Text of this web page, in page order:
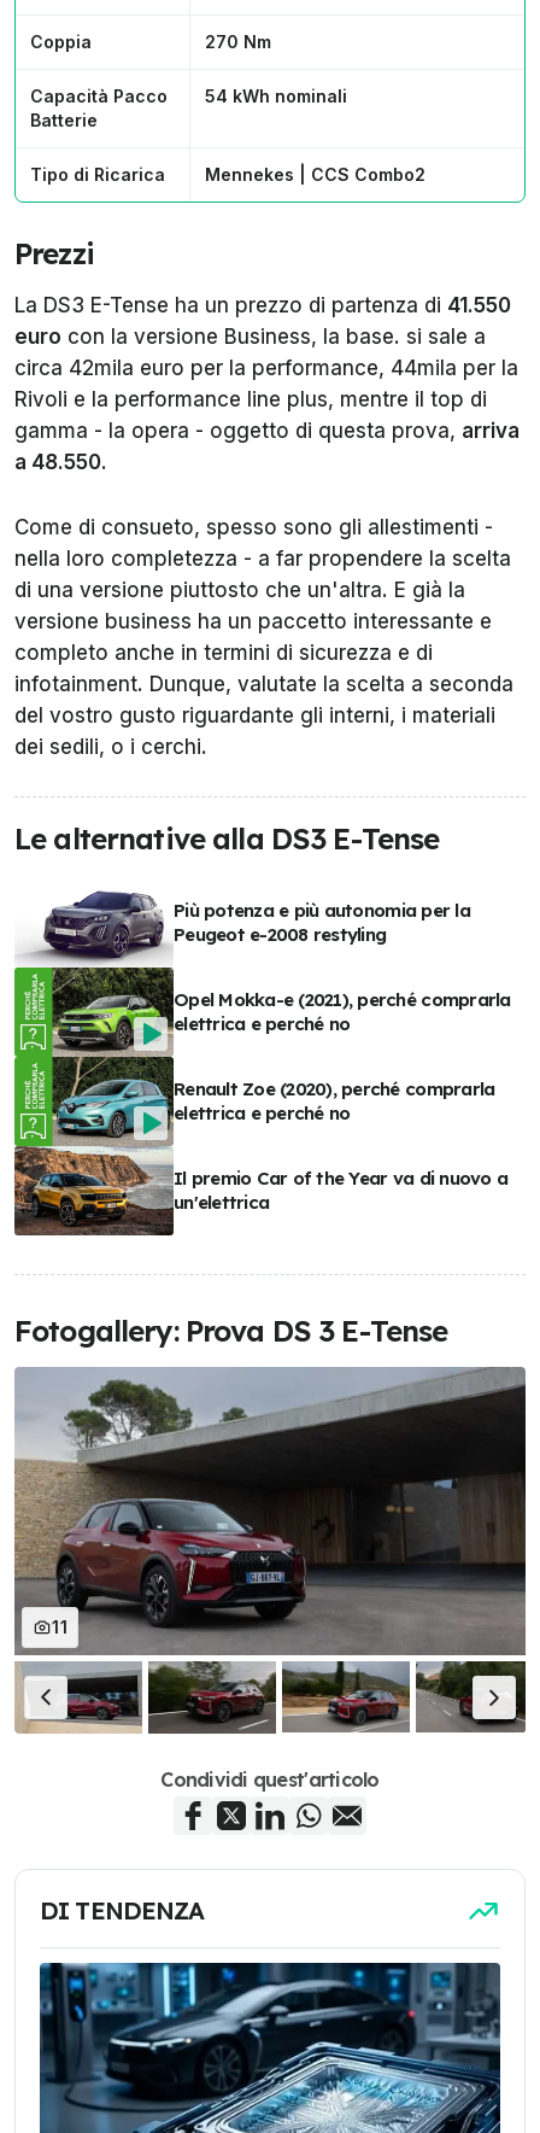
Coppia 270 Nm
Capacità Pacco
Batterie
54 kWh nominali
Tipo di Ricarica Mennekes | CCS Combo2
Prezzi
La DS3 E-Tense ha un prezzo di partenza di 41.550
euro con la versione Business, la base. si sale a
circa 42mila euro per la performance, 44mila per la
Rivoli e la performance line plus, mentre il top di
gamma - la opera - oggetto di questa prova, arriva
a 48.550.
Come di consueto, spesso sono gli allestimenti -
nella loro completezza - a far propendere la scelta
di una versione piuttosto che un'altra. E già la
versione business ha un paccetto interessante e
completo anche in termini di sicurezza e di
infotainment. Dunque, valutate la scelta a seconda
del vostro gusto riguardante gli interni, i materiali
dei sedili, o i cerchi.
Le alternative alla DS3 E-Tense
Più potenza e più autonomia per la
Peugeot e-2008 restyling
Opel Mokka-e (2021), perché comprarla
elettrica e perché no
Renault Zoe (2020), perché comprarla
elettrica e perché no
Il premio Car of the Year va di nuovo a
un'elettrica
Fotogallery: Prova DS 3 E-Tense
11
Condividi quest'articolo
DI TENDENZA